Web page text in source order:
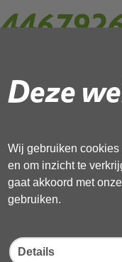
Deze
Wij gebruiken
en om inzicht te
gaat akkoord met
gebruiken.
Details
Gebruik de
Deel deze pagina